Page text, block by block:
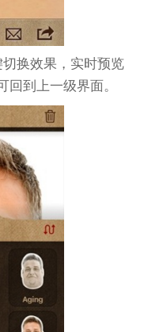
换效果，实时预览
到上一级界面。